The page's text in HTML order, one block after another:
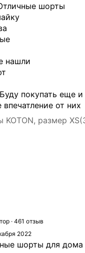
шорты
нашли
Буду покупать еще и
от них
размер
461 отзыв
2022
шорты для дома